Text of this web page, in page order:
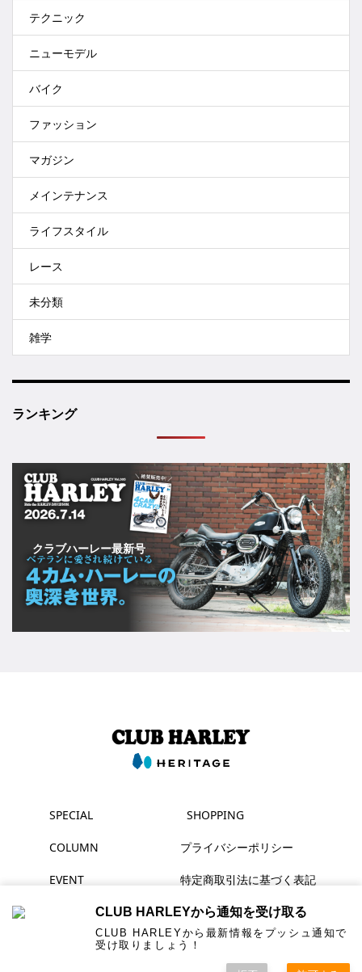
テクニック
ニューモデル
バイク
ファッション
マガジン
メインテナンス
ライフスタイル
レース
未分類
雑学
ランキング
クラブハーレー最新号
▶ YouTube
SPECIAL
COLUMN
EVENT
MAGAZINE
SHOPPING
プライバシーポリシー
特定商取引法に基づく表記
CLUB HARLEYから通知を受け取る
CLUB HARLEYから最新情報をプッシュ通知で
受け取りましょう！